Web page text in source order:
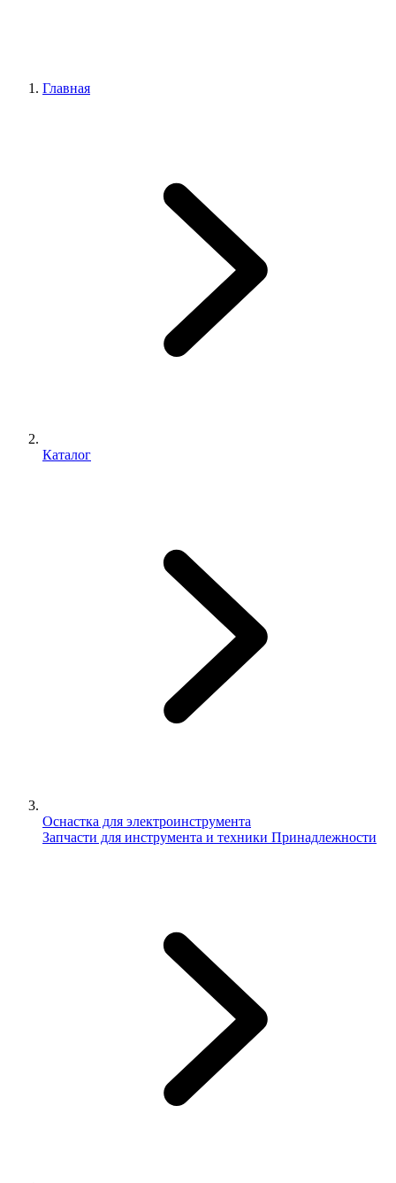
Главная
Каталог
Оснастка для электроинструмента
Запчасти для инструмента и техники Принадлежности